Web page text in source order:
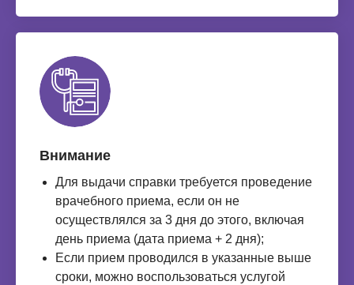
Внимание
Для выдачи справки требуется проведение
врачебного приема, если он не
осуществлялся за 3 дня до этого, включая
день приема (дата приема + 2 дня);
Если прием проводился в указанные выше
сроки, можно воспользоваться услугой